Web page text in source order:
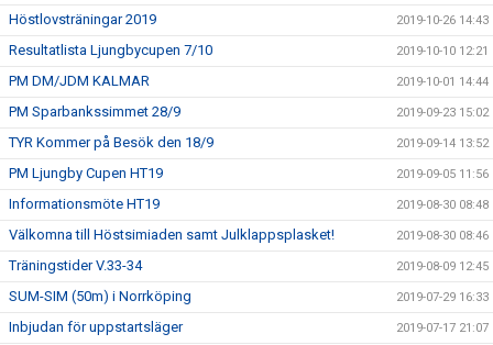
Höstlovsträningar 2019 2019-10-26 14:43
Resultatlista Ljungbycupen 7/10 2019-10-10 12:21
PM DM/JDM KALMAR 2019-10-01 14:44
PM Sparbankssimmet 28/9 2019-09-23 15:02
TYR Kommer på Besök den 18/9 2019-09-14 13:52
PM Ljungby Cupen HT19 2019-09-05 11:56
Informationsmöte HT19 2019-08-30 08:48
Välkomna till Höstsimiaden samt Julklappsplasket! 2019-08-30 08:46
Träningstider V.33-34 2019-08-09 12:45
SUM-SIM (50m) i Norrköping 2019-07-29 16:33
Inbjudan för uppstartsläger 2019-07-17 21:07